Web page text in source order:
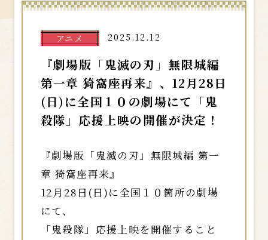
アニメ 2025.12.12
『劇場版「鬼滅の刃」無限城編
第一章 猗窩座再来』、12月28日
(日)に全国１０の劇場にて「鬼
殺隊」応援上映の開催が決定！
『劇場版「鬼滅の刃」無限城編 第一
章 猗窩座再来』
12月28日(日)に全国１０箇所の劇場
にて、
「鬼殺隊」応援上映を開催すること